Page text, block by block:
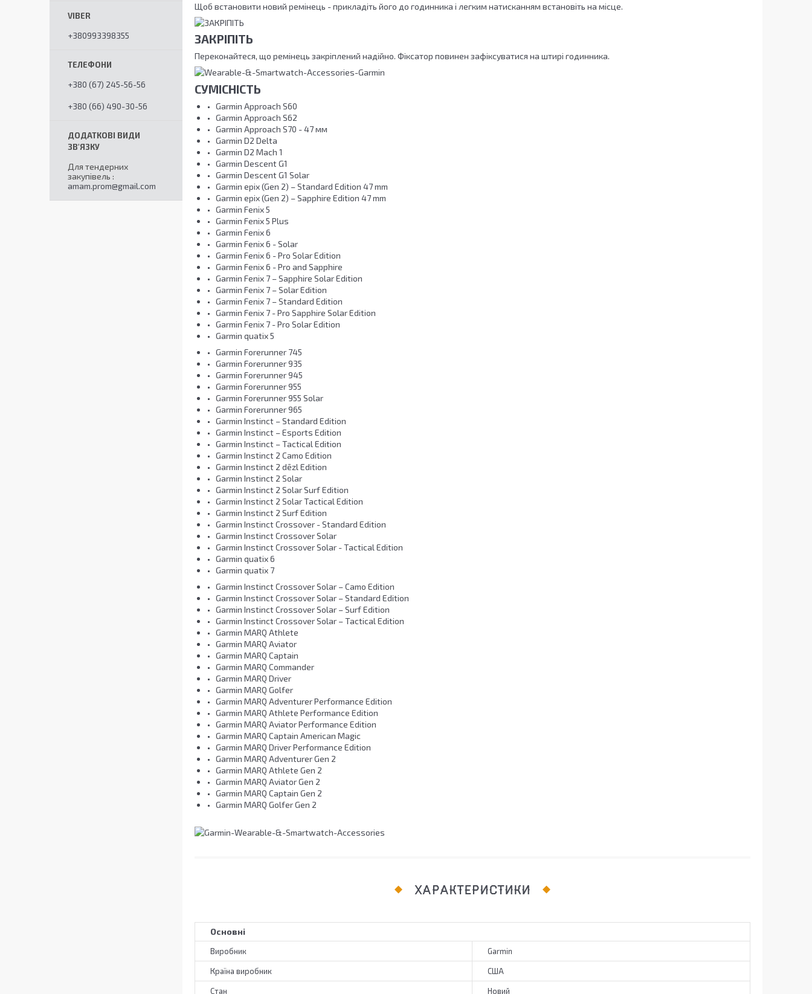
Щоб встановити новий ремінець - прикладіть його до годинника і легким натисканням встановіть на місце.
ЗАКРІПІТЬ
Переконайтеся, що ремінець закріплений надійно. Фіксатор повинен зафіксуватися на штирі годинника.
СУМІСНІСТЬ
Garmin Approach S60
Garmin Approach S62
Garmin Approach S70 - 47 мм
Garmin D2 Delta
Garmin D2 Mach 1
Garmin Descent G1
Garmin Descent G1 Solar
Garmin epix (Gen 2) – Standard Edition 47 mm
Garmin epix (Gen 2) – Sapphire Edition 47 mm
Garmin Fenix 5
Garmin Fenix 5 Plus
Garmin Fenix 6
Garmin Fenix 6 - Solar
Garmin Fenix 6 - Pro Solar Edition
Garmin Fenix 6 - Pro and Sapphire
Garmin Fenix 7 – Sapphire Solar Edition
Garmin Fenix 7 – Solar Edition
Garmin Fenix 7 – Standard Edition
Garmin Fenix 7 - Pro Sapphire Solar Edition
Garmin Fenix 7 - Pro Solar Edition
Garmin quatix 5
Garmin Forerunner 745
Garmin Forerunner 935
Garmin Forerunner 945
Garmin Forerunner 955
Garmin Forerunner 955 Solar
Garmin Forerunner 965
Garmin Instinct – Standard Edition
Garmin Instinct – Esports Edition
Garmin Instinct – Tactical Edition
Garmin Instinct 2 Camo Edition
Garmin Instinct 2 dēzl Edition
Garmin Instinct 2 Solar
Garmin Instinct 2 Solar Surf Edition
Garmin Instinct 2 Solar Tactical Edition
Garmin Instinct 2 Surf Edition
Garmin Instinct Crossover - Standard Edition
Garmin Instinct Crossover Solar
Garmin Instinct Crossover Solar - Tactical Edition
Garmin quatix 6
Garmin quatix 7
Garmin Instinct Crossover Solar – Camo Edition
Garmin Instinct Crossover Solar – Standard Edition
Garmin Instinct Crossover Solar – Surf Edition
Garmin Instinct Crossover Solar – Tactical Edition
Garmin MARQ Athlete
Garmin MARQ Aviator
Garmin MARQ Captain
Garmin MARQ Commander
Garmin MARQ Driver
Garmin MARQ Golfer
Garmin MARQ Adventurer Performance Edition
Garmin MARQ Athlete Performance Edition
Garmin MARQ Aviator Performance Edition
Garmin MARQ Captain American Magic
Garmin MARQ Driver Performance Edition
Garmin MARQ Adventurer Gen 2
Garmin MARQ Athlete Gen 2
Garmin MARQ Aviator Gen 2
Garmin MARQ Captain Gen 2
Garmin MARQ Golfer Gen 2
ХАРАКТЕРИСТИКИ
Основні
Виробник Garmin
Країна виробник США
Стан Новий
+380993398355
+380 (67) 245-56-56
+380 (66) 490-30-56
Для тендерних
закупівель
amam.prom@gmail.com